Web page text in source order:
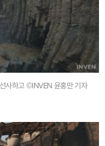
사하고 ©INVEN 윤홍만 기자